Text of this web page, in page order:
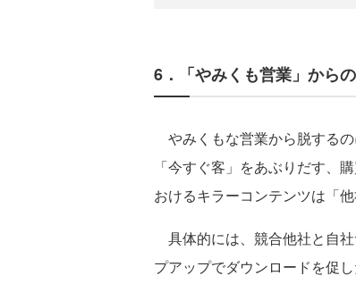
6．「やみくも営業」から
やみくもな営業から脱するの
「今すぐ客」をあぶりだす、
おけるキラーコンテンツは「
具体的には、競合他社と自
プアップでダウンロードを促